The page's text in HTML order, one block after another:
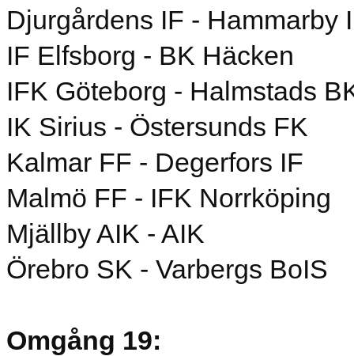
Djurgårdens IF - Hammarby
IF Elfsborg - BK Häcken
IFK Göteborg - Halmstads
IK Sirius - Östersunds FK
Kalmar FF - Degerfors IF
Malmö FF - IFK Norrköping
Mjällby AIK - AIK
Örebro SK - Varbergs BoIS
Omgång 19: